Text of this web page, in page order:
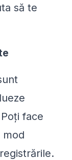
să te
face
mod